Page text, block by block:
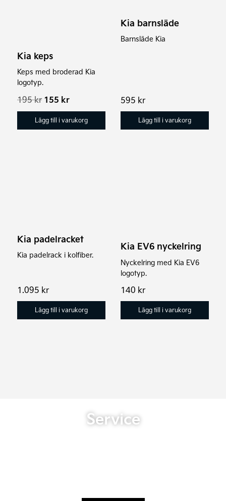
Kia keps
Keps med broderad Kia
logotyp.
195kr Det
ursprungliga
priset
var:
155 krDet
nuvarande
priset
är:
Lägg till i varukorg
Kia barnsläde
Barnsläde Kia
595 kr
Lägg till i varukorg
Kia padelracket
Kia padelrack i kolfiber.
1.095 kr
Lägg till i varukorg
Kia EV6 nyckelring
Nyckelring med Kia EV6
logotyp.
140 kr
Lägg till i varukorg
Service